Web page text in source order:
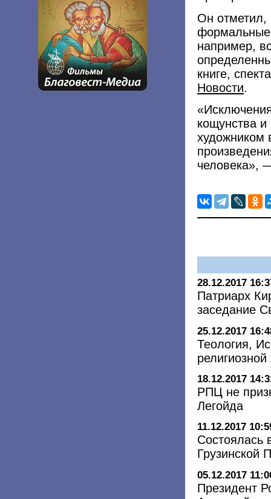
Он отметил,
например,
книге,
Новости.
кощунства и
художником
человека»,
28.12.2017
Патриарх
заседание
25.12.2017
Теология,
18.12.2017
РПЦ не
Легойда
11.12.2017
Состоялась
Грузинской
05.12.2017
Президент